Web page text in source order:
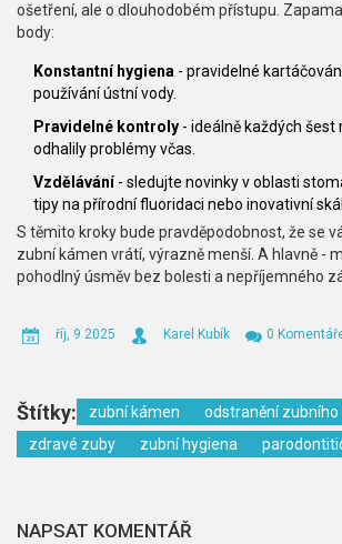
ošetření, ale o dlouhodobém přístupu.
body:
Konstantní hygiena - pravidelné
používání ústní vody.
Pravidelné kontroly - ideálně každých šest
odhalily problémy včas.
Vzdělávání- sledujte novinky v oblasti
tipy na přírodní fluoridaci nebo inovativní
S těmito kroky bude pravděpodobnost, že se
zubní kámen vrátí, výrazně menší. A hlavně -
pohodlný úsměv bez bolesti a nepříjemného
říj, 9 2025 Karel Kubík 0
Štítky: zubní kámen
odstranění zubního
zdravé zuby
zubní hygiena
NAPSAT KOMENTÁŘ